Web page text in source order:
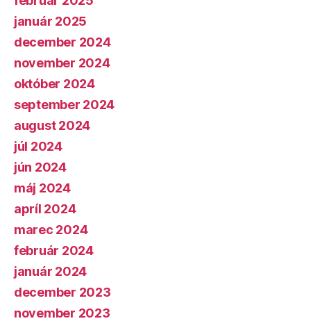
január 2025
december 2024
november 2024
október 2024
september 2024
august 2024
júl 2024
jún 2024
máj 2024
apríl 2024
marec 2024
február 2024
január 2024
december 2023
november 2023